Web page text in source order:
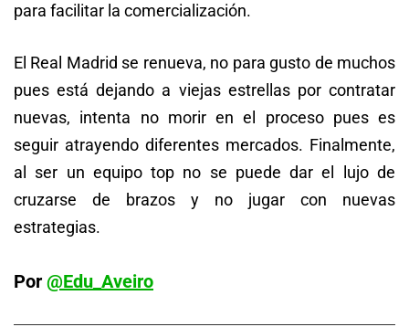
para facilitar la comercialización.
El Real Madrid se renueva, no para gusto de muchos
pues está dejando a viejas estrellas por contratar
nuevas, intenta no morir en el proceso pues es
seguir atrayendo diferentes mercados. Finalmente,
al ser un equipo top no se puede dar el lujo de
cruzarse de brazos y no jugar con nuevas
estrategias.
Por @Edu_Aveiro